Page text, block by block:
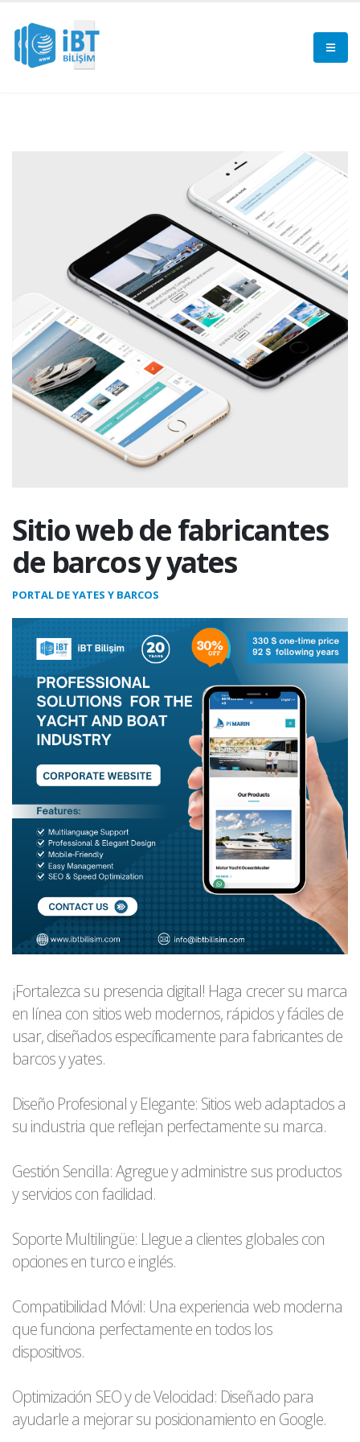
Sitio web de fabricantes
de barcos y yates
PORTAL DE YATES Y BARCOS
¡Fortalezca su presencia digital! Haga crecer su marca
en línea con sitios web modernos, rápidos y fáciles de
usar, diseñados específicamente para fabricantes de
barcos y yates.
Diseño Profesional y Elegante: Sitios web adaptados a
su industria que reflejan perfectamente su marca.
Gestión Sencilla: Agregue y administre sus productos
y servicios con facilidad.
Soporte Multilingüe: Llegue a clientes globales con
opciones en turco e inglés.
Compatibilidad Móvil: Una experiencia web moderna
que funciona perfectamente en todos los
dispositivos.
Optimización SEO y de Velocidad: Diseñado para
ayudarle a mejorar su posicionamiento en Google.